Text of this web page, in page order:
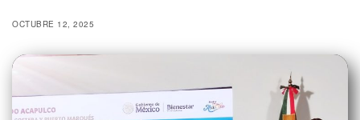
OCTUBRE 12, 2025